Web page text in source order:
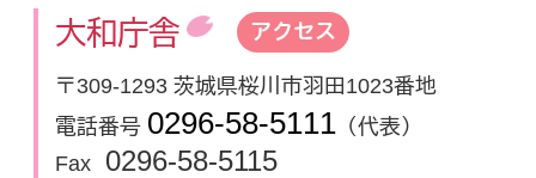
大和庁舎 アクセス
〒309-1293 茨城県桜川市羽田1023番地
電話番号 0296-58-5111 （代表）
Fax
0296-58-5115